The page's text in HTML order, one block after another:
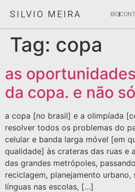
SILVIO MEIRA BIO
Tag: copa
as
da copa. e não
a copa [no brasil] e a olimpíada
resolver todos os problemas do
celular e banda larga móvel [em
qualidade] às crateras das ruas e
das grandes metrópoles,
reciclagem, planejamento urbano,
línguas nas escolas, […]